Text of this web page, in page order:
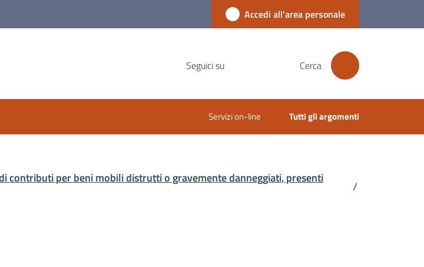
Accedi all'area personale
Seguici su Cerca
Servizi on-line Tutti gli argomenti
contributi per beni mobili distrutti o gravemente danneggiati, presenti
/